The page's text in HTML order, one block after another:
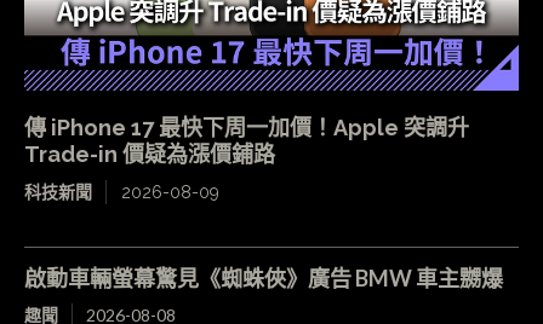
傳 iPhone 17 最快下周一加價！Apple 突調升
Trade-in 價疑為漲價鋪路
科技新聞 2026-08-09
啟動車輛螢幕驚見《蜘蛛俠》廣告 BMW 車主嬲爆
趣聞 2026-08-08